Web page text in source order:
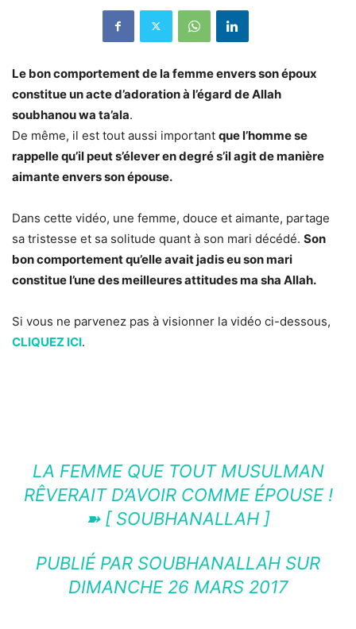
Le bon comportement de la femme envers son époux
constitue un acte d’adoration à l’égard de Allah
soubhanou wa ta’ala.
De même, il est tout aussi important que l’homme se
rappelle qu’il peut s’élever en degré s’il agit de manière
aimante envers son épouse.
Dans cette vidéo, une femme, douce et aimante, partage
sa tristesse et sa solitude quant à son mari décédé. Son
bon comportement qu’elle avait jadis eu son mari
constitue l’une des meilleures attitudes ma sha Allah.
Si vous ne parvenez pas à visionner la vidéo ci-dessous,
CLIQUEZ ICI.
LA FEMME QUE TOUT MUSULMAN
RÊVERAIT D’AVOIR COMME ÉPOUSE !
➽ [ SOUBHANALLAH ]
PUBLIÉ PAR SOUBHANALLAH SUR
DIMANCHE 26 MARS 2017